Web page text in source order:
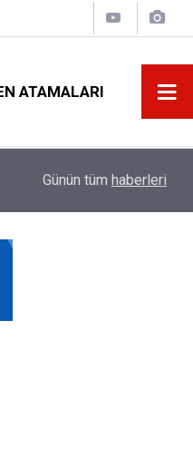
ATAMALARI
MEB, 2026-2027 Eğitim Yılı
Günün tüm haberleri